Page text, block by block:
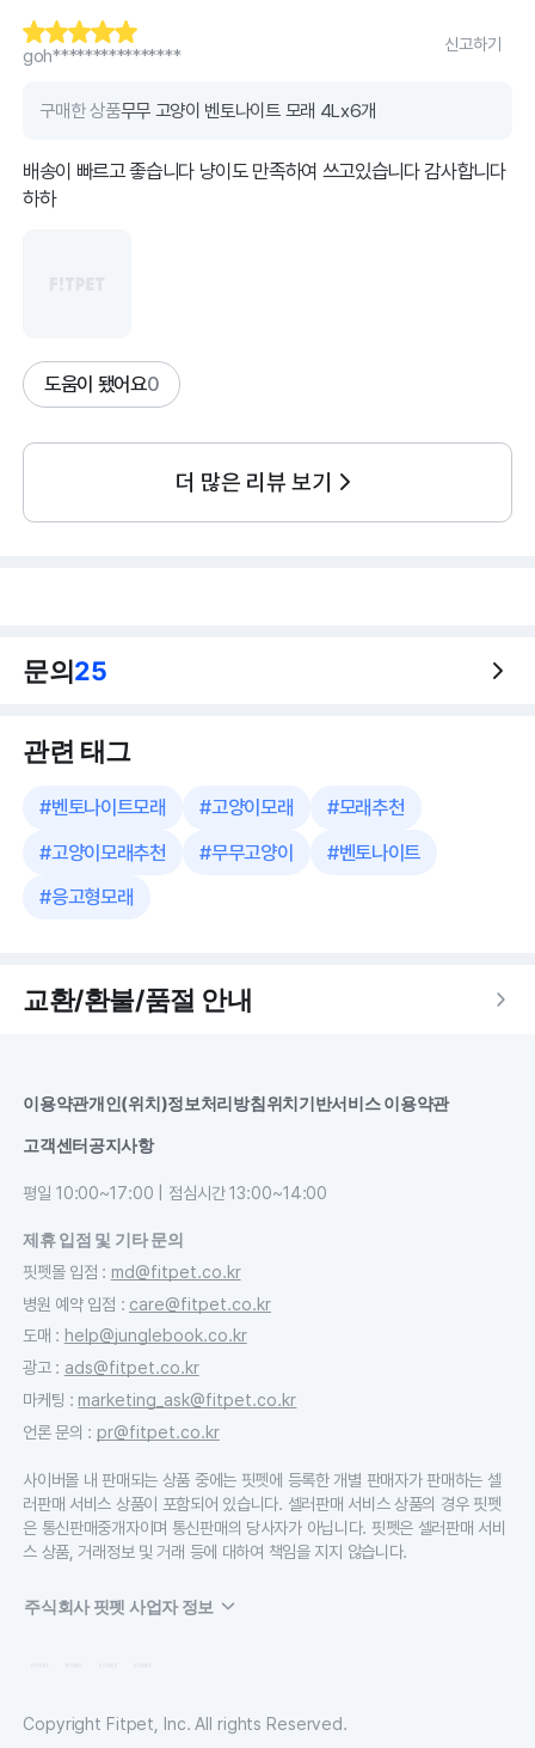
goh****************
신고하기
구매한 상품무무 고양이 벤토나이트 모래 4Lx6개
배송이 빠르고 좋습니다 냥이도 만족하여 쓰고있습니다 감사합니다
하하
도움이 됐어요0
더 많은 리뷰 보기
문의25
관련 태그
#벤토나이트모래 #고양이모래 #모래추천
#고양이모래추천 #무무고양이 #벤토나이트
#응고형모래
교환/환불/품절 안내
이용약관개인(위치)정보처리방침위치기반서비스 이용약관
고객센터공지사항
평일 10:00~17:00 | 점심시간 13:00~14:00
제휴 입점 및 기타 문의
핏펫몰 입점 : md@fitpet.co.kr
병원 예약 입점 : care@fitpet.co.kr
도매 : help@junglebook.co.kr
광고: ads@fitpet.co.kr
마케팅 : marketing_ask@fitpet.co.kr
언론 문의 : pr@fitpet.co.kr
사이버몰 내 판매되는 상품 중에는 핏펫에 등록한 개별 판매자가 판매하는 셀
러판매 서비스 상품이 포함되어 있습니다. 셀러판매 서비스 상품의 경우 핏펫
은 통신판매중개자이며 통신판매의 당사자가 아닙니다. 핏펫은 셀러판매 서비
스 상품, 거래정보 및 거래 등에 대하여 책임을 지지 않습니다.
주식회사 핏펫 사업자 정보
Copyright Fitpet, Inc. All rights Reserved.